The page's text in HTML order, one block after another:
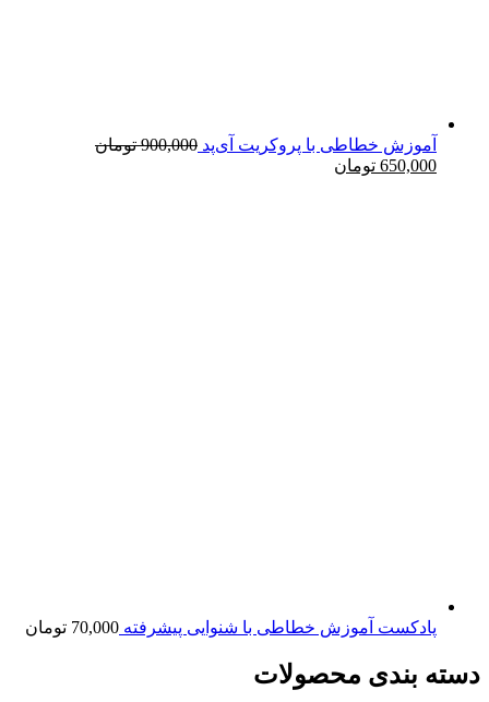
آموزش خطاطی با پروکریت آی‌پد 900,000 تومان
650,000 تومان
پادکست آموزش خطاطی با شنوایی پیشرفته 70,000 تومان
دسته بندی محصولات